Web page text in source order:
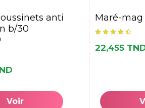
b/30
Voir
maré-
22,455